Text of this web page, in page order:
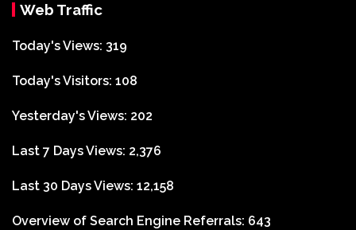
Web Traffic
Today's Views: 319
Today's Visitors: 108
Yesterday's Views: 202
Last 7 Days Views: 2,376
Last 30 Days Views: 12,158
Overview of Search Engine Referrals: 643